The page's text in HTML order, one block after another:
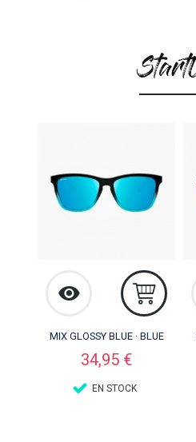
MIX GLOSSY BLUE · BLUE
Precio
34,95 €
EN STOCK